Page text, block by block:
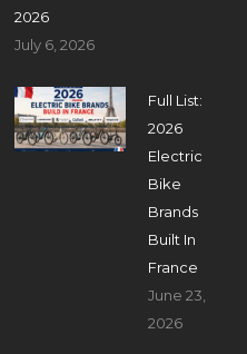
2026
July 6, 2026
Full List:
2026
Electric
Bike
Brands
Built In
France
June 23,
2026